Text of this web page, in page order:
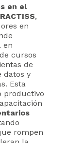
en el
,
en
en
cursos
de
datos y
Esta
productivo
rompen